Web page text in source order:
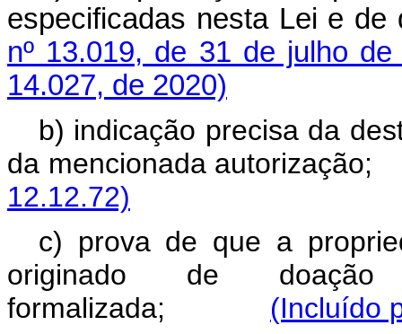
especificadas nesta Lei e
nº 13.019, de 31 de julho de
14.027, de 2020)
b) indicação precisa da
da mencionada
12.12.72)
c) prova de que a
originado de doação
formalizada; (Incluído